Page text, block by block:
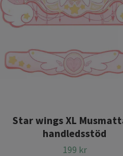
Star wings XL
handledsstöd
199 kr